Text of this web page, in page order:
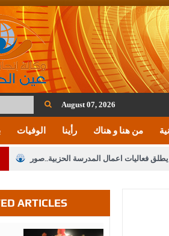
August 07, 2026
الوفيات رأينا من هنا و هناك
يطلق فعاليات اعمال المدرسة الحزبية..صور
يقر مشروع تعديل قانون الملكية العقارية
الثالثة) إلى مراجعة منصة خدمة العلم
ARTICLES